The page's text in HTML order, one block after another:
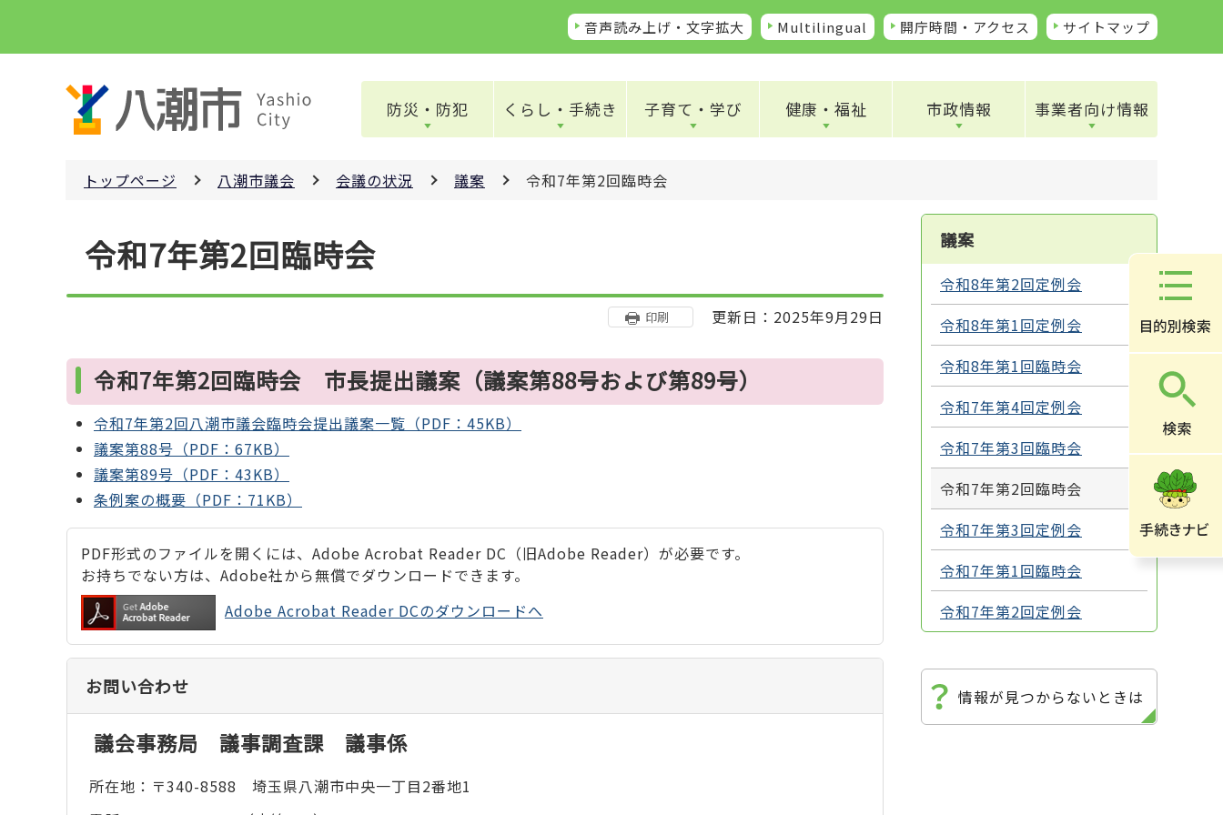
ペ
音声読み上げ・文字拡大 Multilingual 開庁時間・アクセス サイトマップ
防災・防犯 くらし・手続き 子育て・学び 健康・福祉 市政情報 事業者向け情報
トップページ 八潮市議会 会議の状況 議案 令和7年第2回臨時会
令和7年第2回臨時会
印刷 更新日：2025年9月29日
令和7年第2回臨時会 市長提出議案（議案第88号および第89号）
令和7年第2回八潮市議会臨時会提出議案一覧（PDF：45KB）
議案第88号（PDF：67KB）
議案第89号（PDF：43KB）
条例案の概要（PDF：71KB）
PDF形式のファイルを開くには、Adobe Acrobat Reader DC（旧Adobe Reader）が必要です。
お持ちでない方は、Adobe社から無償でダウンロードできます。
Adobe Acrobat Reader DCのダウンロードへ
お問い合わせ
議会事務局 議事調査課 議事係
所在地：〒340-8588 埼玉県八潮市中央一丁目2番地1
議案
令和8年第2回定例会
令和8年第1回定例会
令和8年第1回臨時会
令和7年第4回定例会
令和7年第3回臨時会
令和7年第2回臨時会
令和7年第3回定例会
令和7年第1回臨時会
令和7年第2回定例会
情報が見つからないときは